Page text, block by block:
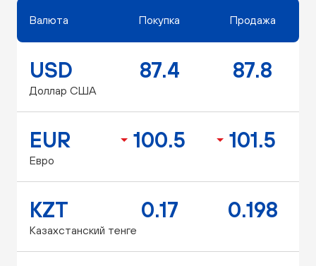
Валюта Покупка Продажа
USD
Доллар США
87.4 87.8
EUR
Евро
100.5 101.5
KZT
Казахстанский тенге
0.17 0.198